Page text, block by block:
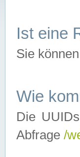
Ist eine
Sie
Wie
Die
Abfrage /